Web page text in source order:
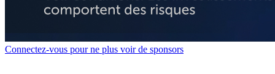
Connectez-vous pour ne plus voir de sponsors